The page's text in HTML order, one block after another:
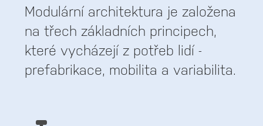
Modulární architektura je založena
na třech základních principech,
které vycházejí z potřeb lidí -
prefabrikace, mobilita a variabilita.